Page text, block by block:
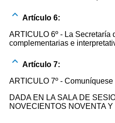
Artículo 6:
ARTICULO 6º - La
complementarias e
Artículo 7:
ARTICULO 7º -
DADA EN LA SALA DE
NOVECIENTOS NOVENTA Y